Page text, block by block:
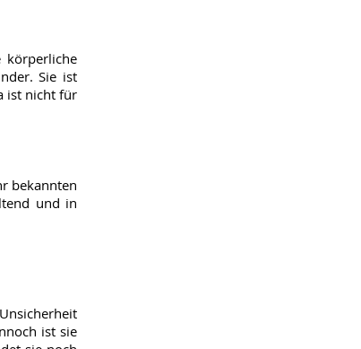
körperliche
Sie ist
ist nicht für
bekannten
und in
ist sie